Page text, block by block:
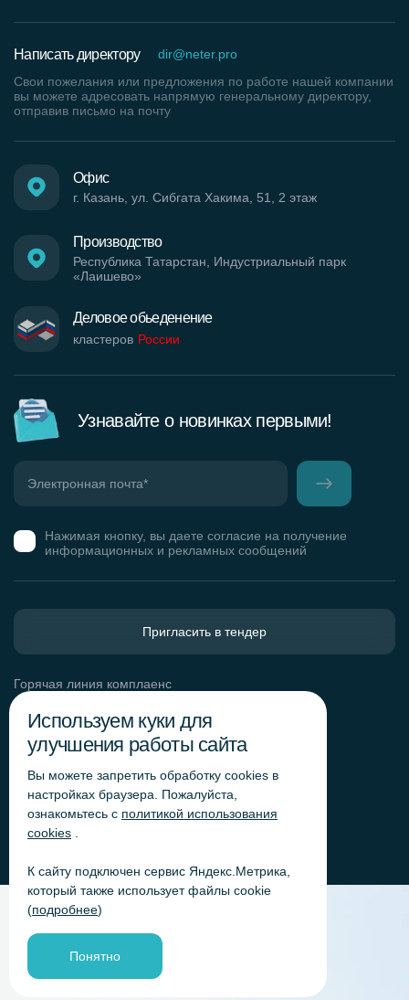
Деловое обьеденение
кластеров России
Производство
Республика Татарстан, Индустриальный парк
«Лаишево»
Офис
г. Казань, ул. Сибгата Хакима, 51, 2 этаж
Написать директору
dir@neter.pro
Свои пожелания или предложения по работе нашей компании
вы можете адресовать напрямую генеральному директору,
отправив письмо на почту
Узнавайте о новинках первыми!
Нажимая кнопку, вы даете согласие на получение
информационных и рекламных сообщений
Горячая линия комплаенс
Согласие на обработку персональных данных
Политика обработки файлов cookie
Согласие на обработку персональных данных
«Яндекс.Метрика»
Согласие на обработку персональных данных для
получения рекламно-информационных рассылок
Пригласить в тендер
Используем куки для
улучшения работы сайта
Вы можете запретить обработку сookies в
настройках браузера. Пожалуйста,
ознакомьтесь с политикой использования
cookies
К сайту подключен сервис Яндекс.Метрика,
который также использует файлы cookie
(подробнее)
Понятно